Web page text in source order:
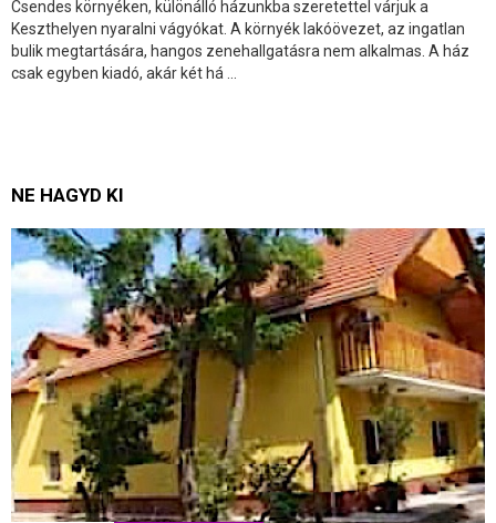
Csendes környéken, különálló házunkba szeretettel várjuk a
Keszthelyen nyaralni vágyókat. A környék lakóövezet, az ingatlan
bulik megtartására, hangos zenehallgatásra nem alkalmas. A ház
csak egyben kiadó, akár két há ...
NE HAGYD KI